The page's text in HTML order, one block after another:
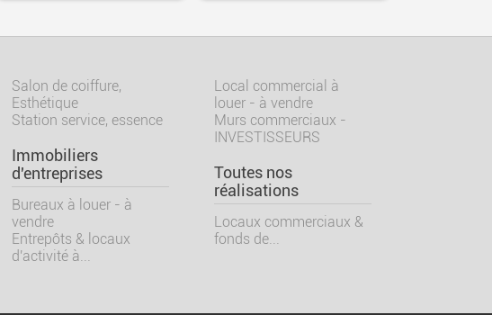
Salon de coiffure,
Esthétique
Station service, essence
Immobiliers
d'entreprises
Bureaux à louer - à
vendre
Entrepôts & locaux
d'activité à...
Local commercial à
louer - à vendre
Murs commerciaux -
INVESTISSEURS
Toutes nos
réalisations
Locaux commerciaux &
fonds de...